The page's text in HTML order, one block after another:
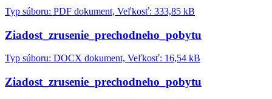
Typ súboru: PDF dokument, Veľkosť: 333,85 kB
Ziadost_zrusenie_prechodneho_pobytu
Typ súboru: DOCX dokument, Veľkosť: 16,54 kB
Ziadost_zrusenie_prechodneho_pobytu